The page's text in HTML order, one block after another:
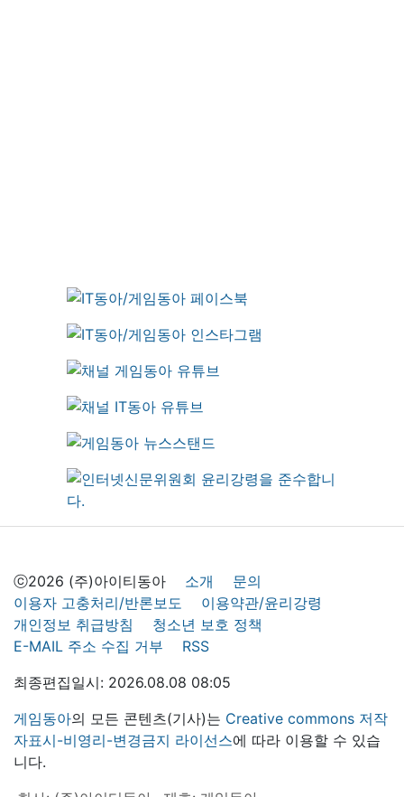
ⓒ2026 (주)아이티동아 소개
문의
이용자 고충처리/반론보도
이용약관/윤리강령
개인정보 취급방침
청소년 보호 정책
E-MAIL 주소 수집 거부
RSS
최종편집일시: 2026.08.08 08:05
게임동아의 모든 콘텐츠(기사)는 Creative commons 저작
자표시-비영리-변경금지 라이선스에 따라 이용할 수 있습
니다.